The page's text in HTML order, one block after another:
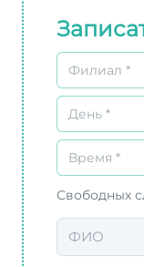
Филиал *
День *
Время *
Свободных